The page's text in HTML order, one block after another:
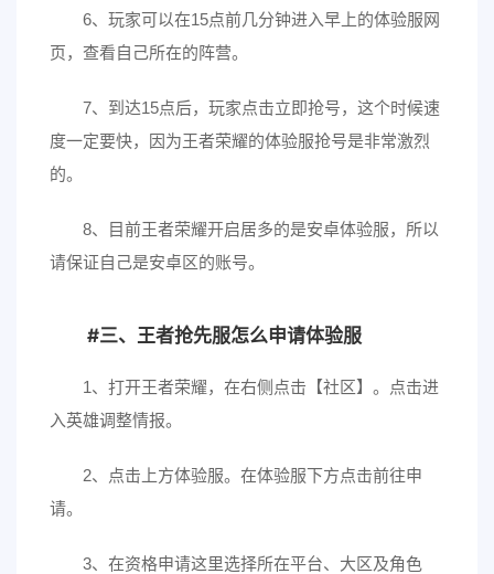
6、玩家可以在15点前几分钟进入早上的体验服网
页，查看自己所在的阵营。
7、到达15点后，玩家点击立即抢号，这个时候速
度一定要快，因为王者荣耀的体验服抢号是非常激烈
的。
8、目前王者荣耀开启居多的是安卓体验服，所以
请保证自己是安卓区的账号。
三、王者抢先服怎么申请体验服
1、打开王者荣耀，在右侧点击【社区】。点击进
入英雄调整情报。
2、点击上方体验服。在体验服下方点击前往申
请。
3、在资格申请这里选择所在平台、大区及角色